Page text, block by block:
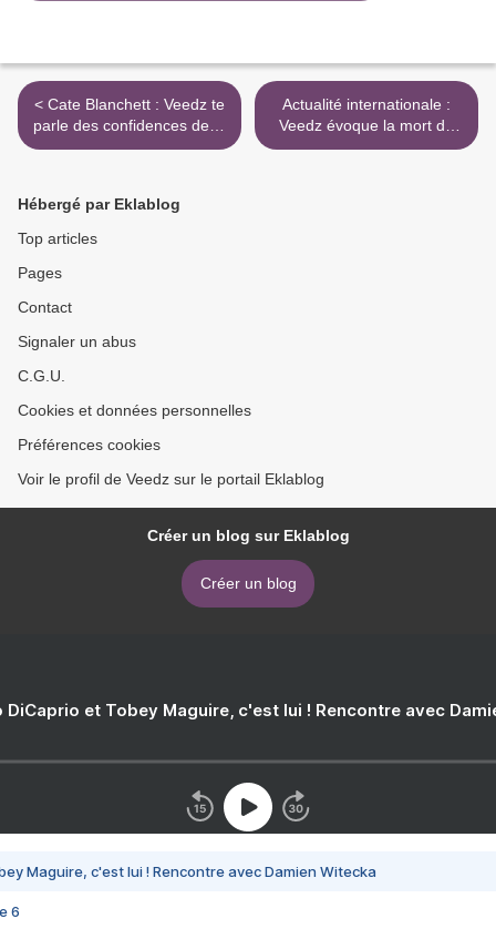
< Cate Blanchett : Veedz te
parle des confidences de la
star
Actualité internationale :
Veedz évoque la mort du
pape François >
Hébergé par Eklablog
Top articles
Pages
Contact
Signaler un abus
C.G.U.
Cookies et données personnelles
Préférences cookies
Voir le profil de Veedz sur le portail Eklablog
Créer un blog sur Eklablog
Créer un blog
DiCaprio et Tobey Maguire, c'est lui ! Rencontre avec
Maguire, c'est lui ! Rencontre avec Damien Witecka
6